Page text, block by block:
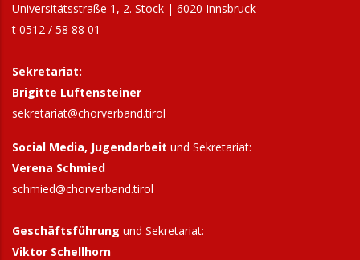
Universitätsstraße 1, 2. Stock | 6020 Innsbruck
t 0512 / 58 88 01
Sekretariat:
Brigitte Luftensteiner
sekretariat@chorverband.tirol
Social Media, Jugendarbeit und Sekretariat:
Verena Schmied
schmied@chorverband.tirol
Geschäftsführung und Sekretariat:
Viktor Schellhorn